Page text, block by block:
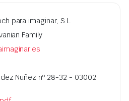
para imaginar, S.L.
Family
Nuñez nº 28-32 - 03002